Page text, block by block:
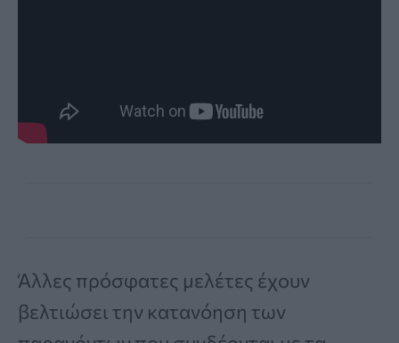
Άλλες πρόσφατες μελέτες έχουν
βελτιώσει την κατανόηση των